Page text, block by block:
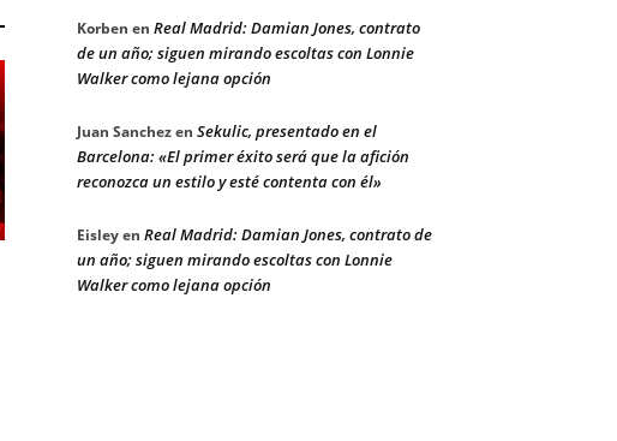
Korben en Real Madrid: Damian Jones, contrato
de un año; siguen mirando escoltas con Lonnie
Walker como lejana opción
Juan Sanchezen Sekulic, presentado en el
Barcelona: «El primer éxito será que la afición
reconozca un estilo y esté contenta con él»
Eisleyen Real Madrid: Damian Jones, contrato de
un año; siguen mirando escoltas con Lonnie
Walker como lejana opción